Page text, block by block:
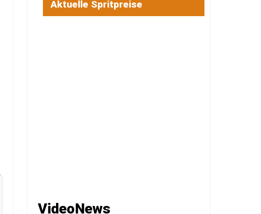
Aktuelle Spritpreise
VideoNews